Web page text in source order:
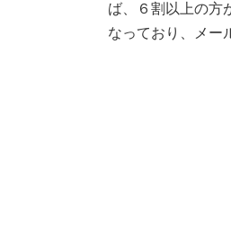
ば、６割以上の方
なっており、メー